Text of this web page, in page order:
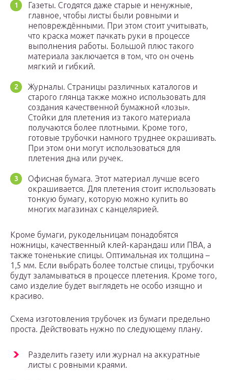
Газеты. Сгодятся даже старые и ненужные,
главное, чтобы листы были ровными и
неповреждёнными. При этом стоит учитывать,
что краска может пачкать руки в процессе
выполнения работы. Большой плюс такого
материала заключается в том, что он очень
мягкий и гибкий.
Журналы. Страницы различных каталогов и
старого глянца также можно использовать для
создания качественной бумажной «лозы».
Стойки для плетения из такого материала
получаются более плотными. Кроме того,
готовые трубочки намного труднее окрашивать.
При этом они могут использоваться для
плетения дна или ручек.
Офисная бумага. Этот материал лучше всего
окрашивается. Для плетения стоит использовать
тонкую бумагу, которую можно купить во
многих магазинах с канцелярией.
Кроме бумаги, рукодельницам понадобятся
ножницы, качественный клей-карандаш или ПВА, а
также тоненькие спицы. Оптимальная их толщина –
1,5 мм. Если выбрать более толстые спицы, трубочки
будут заламываться в процессе плетения. Кроме того,
само изделие будет выглядеть не особо изящно и
красиво.
Схема изготовления трубочек из бумаги предельно
проста. Действовать нужно по следующему плану.
Разделить газету или журнал на аккуратные
листы с ровными краями.